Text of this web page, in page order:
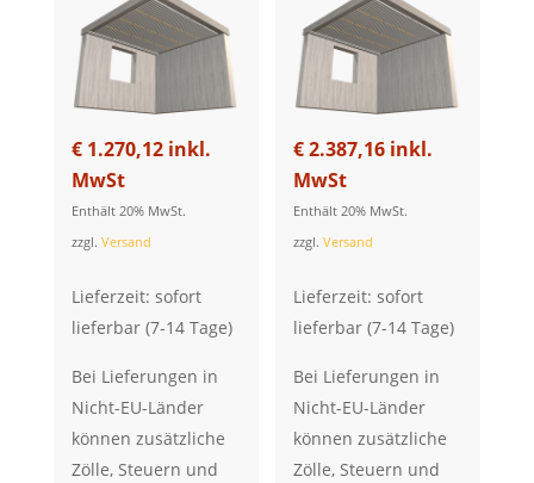
€1.270,12 inkl.
MwSt
Enthält 20% MwSt.
zzgl. Versand
Lieferzeit: sofort
lieferbar (7-14 Tage)
Bei Lieferungen in
Nicht-EU-Länder
können zusätzliche
Zölle, Steuern und
€2.387,16 inkl.
MwSt
Enthält 20% MwSt.
zzgl.Versand
Lieferzeit: sofort
lieferbar (7-14 Tage)
Bei Lieferungen in
Nicht-EU-Länder
können zusätzliche
Zölle, Steuern und